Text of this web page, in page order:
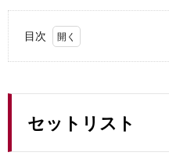
目次
1.
トリ
2.
セットリスト